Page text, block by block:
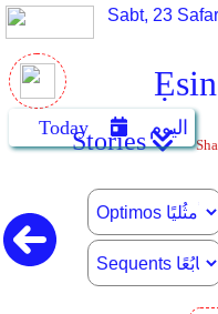
Ẹsin
Sabt, 23
Today اليومStories